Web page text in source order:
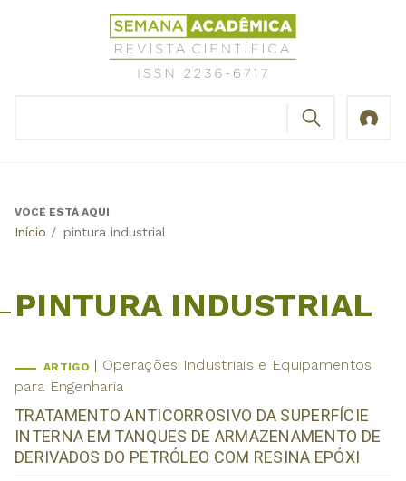
Revista
Científica
Semana
Back
VOCÊ ESTÁ AQUI
Início / pintura industrial
PINTURA INDUSTRIAL
ARTIGO
Operações Industriais e Equipamentos
para Engenharia
TRATAMENTO ANTICORROSIVO DA SUPERFÍCIE
INTERNA EM TANQUES DE ARMAZENAMENTO DE
DERIVADOS DO PETRÓLEO COM RESINA EPÓXI